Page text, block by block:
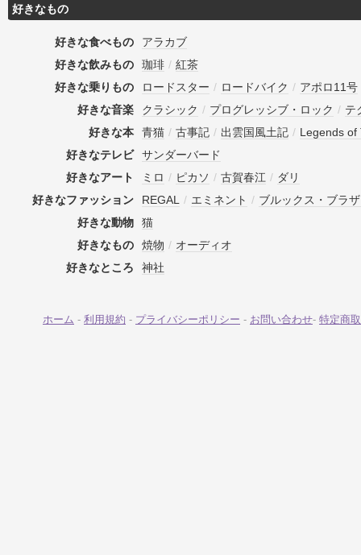
好きなもの
好きな食べもの
アラカブ
好きな飲みもの
珈琲 / 紅茶
好きな乗りもの
ロードスター / ロードバイク / アポロ11号
好きな音楽
クラシック / プログレッシブ・ロック / テ
好きな本
青猫 / 古事記 / 出雲国風土記 / Legends of
好きなテレビ
サンダーバード
好きなアート
ミロ / ピカソ / 古賀春江 / ダリ
好きなファッション
REGAL / エミネント / ブルックス・ブラ
好きな動物
猫
好きなもの
焼物 / オーディオ
好きなところ
神社
ホーム - 利用規約 - プライバシーポリシー - お問い合わせ- 特定商